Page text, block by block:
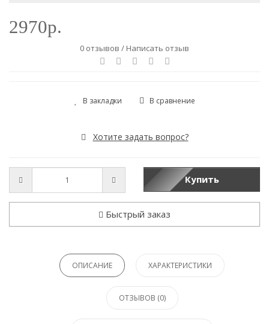
2970р.
0 отзывов / Написать отзыв
В закладки В сравнение
Хотите задать вопрос?
Купить
Быстрый заказ
ОПИСАНИЕ ХАРАКТЕРИСТИКИ
ОТЗЫВОВ (0)